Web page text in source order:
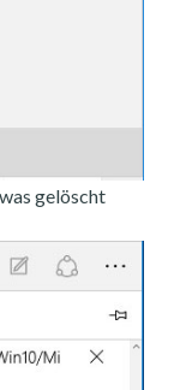
gelöscht